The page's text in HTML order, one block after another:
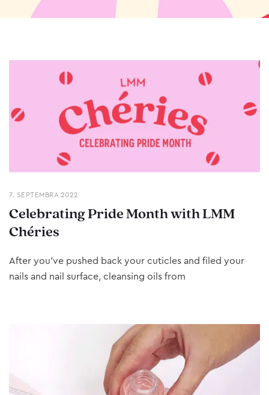
7. SEPTEMBRA 2022
Celebrating Pride Month with LMM
Chéries
After you’ve pushed back your cuticles and filed your
nails and nail surface, cleansing oils from